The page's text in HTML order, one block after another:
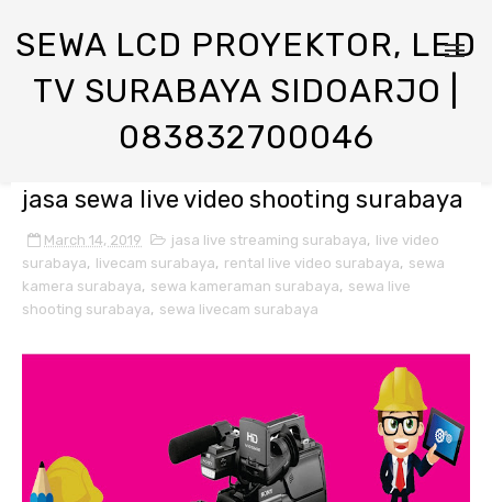
SEWA LCD PROYEKTOR, LED
TV SURABAYA SIDOARJO |
083832700046
jasa sewa live video shooting surabaya
March 14, 2019 jasa live streaming surabaya, live video
surabaya, livecam surabaya, rental live video surabaya, sewa
kamera surabaya, sewa kameraman surabaya, sewa live
shooting surabaya, sewa livecam surabaya